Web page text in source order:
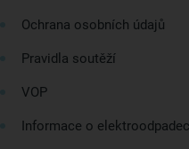
Ochrana osobních údajů
Pravidla soutěží
VOP
Informace o